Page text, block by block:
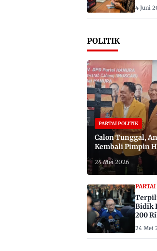
4 Juni
POLITIK
PARTAI POLITIK
Calon Tunggal,
Kembali Pimpin
24 Mei 2026
Bidik
200
2029
24 Mei